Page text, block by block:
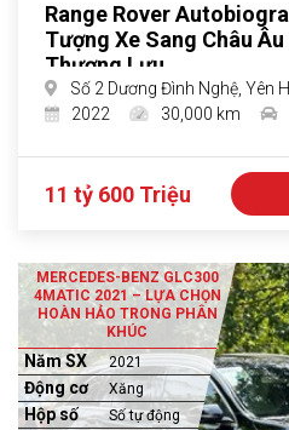
Range Rover
Tượng Xe Sang Châu
Thượng Lưu
Số 2 Dương Đình Nghệ, Yên
2022
30,000 km
11 tỷ 600 Triệu
MERCEDES-BENZ GLC300
4MATIC 2021 – LỰA CHỌN
HOÀN HẢO TRONG PHÂN
KHÚC
Năm SX 2021
Động cơ Xăng
Hộp số Số tự động